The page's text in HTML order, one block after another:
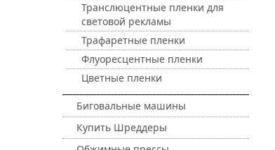
Транслюцентные пленки для
световой рекламы
Трафаретные пленки
Флуоресцентные пленки
Цветные пленки
Биговальные машины
Купить Шреддеры